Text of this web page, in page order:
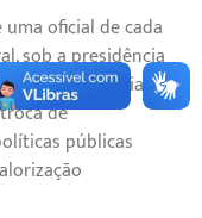
oficial de cada
sob a presidência
geral da Polícia
de
públicas